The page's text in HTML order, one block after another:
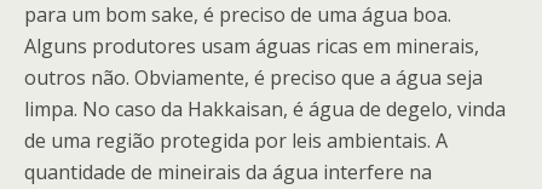
para um bom sake, é preciso de uma água boa.
Alguns produtores usam águas ricas em minerais,
outros não. Obviamente, é preciso que a água seja
limpa. No caso da Hakkaisan, é água de degelo, vinda
de uma região protegida por leis ambientais. A
quantidade de mineirais da água interfere na